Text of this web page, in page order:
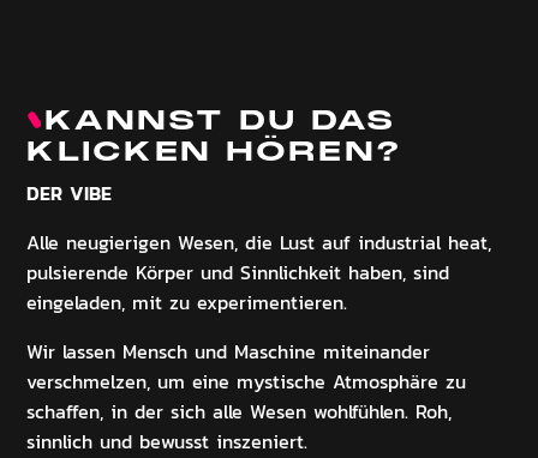
KANNST DU DAS
KLICKEN HÖREN?
DER VIBE
Alle neugierigen Wesen, die Lust auf industrial heat,
pulsierende Körper und Sinnlichkeit haben, sind
eingeladen, mit zu experimentieren.
Wir lassen Mensch und Maschine miteinander
verschmelzen, um eine mystische Atmosphäre zu
schaffen, in der sich alle Wesen wohlfühlen. Roh,
sinnlich und bewusst inszeniert.